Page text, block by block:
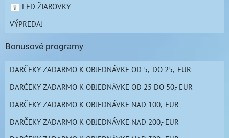
LED ŽIAROVKY
VÝPREDAJ
Bonusové programy
DARČEKY ZADARMO K OBJEDNÁVKE OD 5,- DO 25,- EUR
DARČEKY ZADARMO K OBJEDNÁVKE OD 25 DO 50,- EUR
DARČEKY ZADARMO K OBJEDNÁVKE NAD 100,- EUR
DARČEKY ZADARMO K OBJEDNÁVKE NAD 200,- EUR